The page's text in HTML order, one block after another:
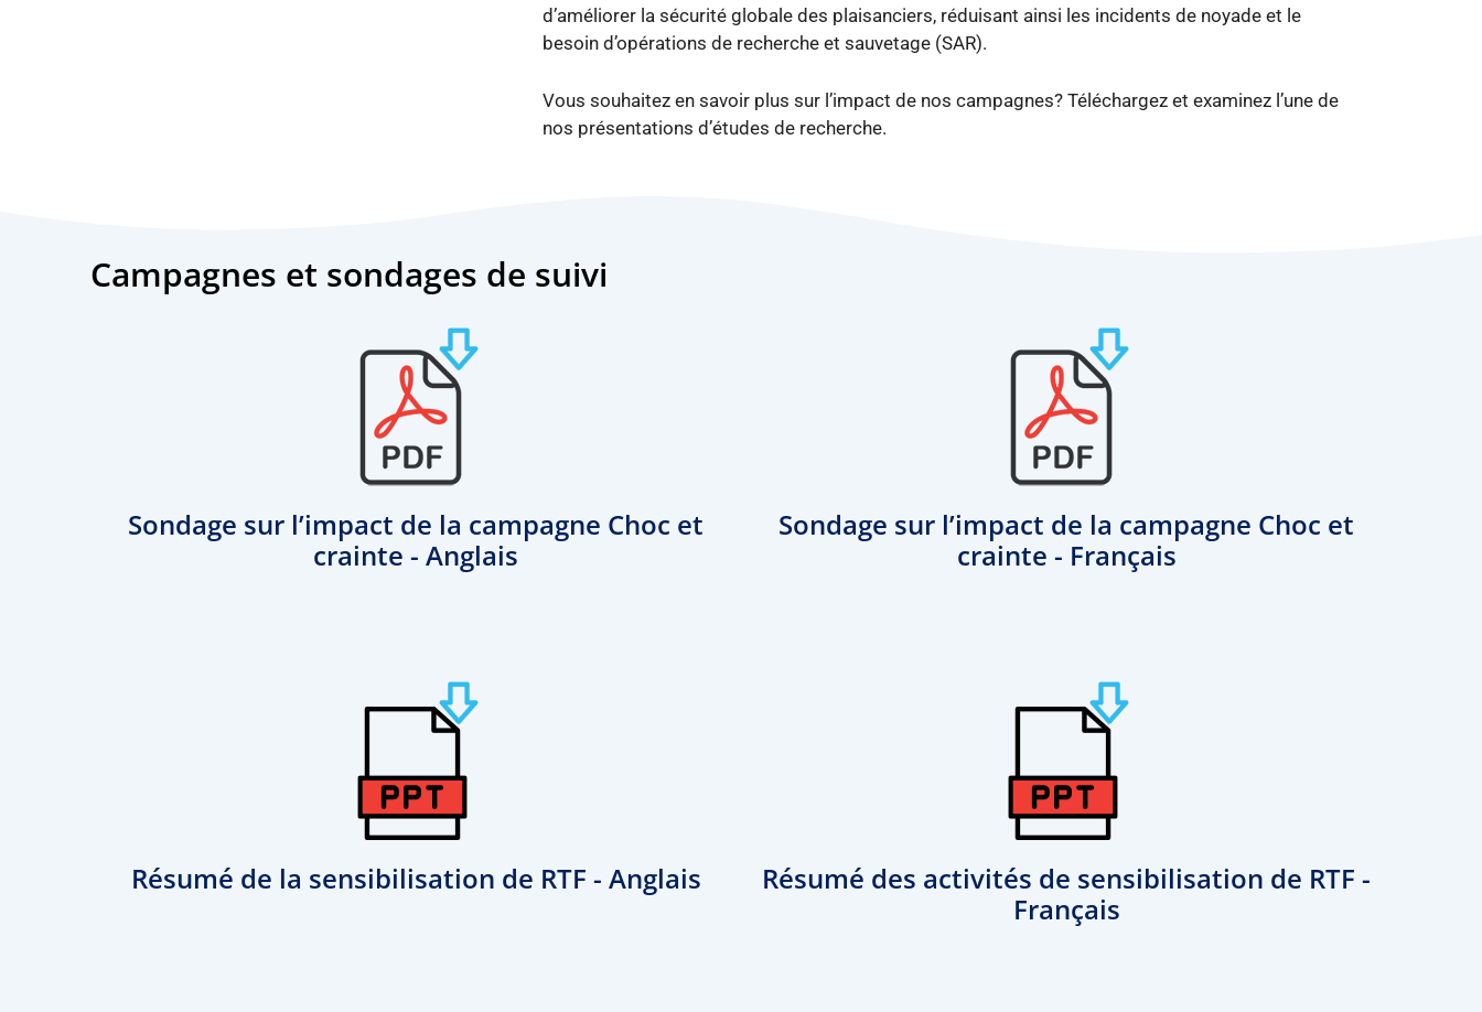
d’améliorer la sécurité globale des plaisanciers, réduisant ainsi les incidents de noyade et le
besoin d’opérations de recherche et sauvetage (SAR).
Vous souhaitez en savoir plus sur l’impact de nos campagnes? Téléchargez et examinez l’une de
nos présentations d’études de recherche.
Campagnes et sondages de suivi
Sondage sur l’impact de la campagne Choc et
crainte - Anglais
Sondage sur l’impact de la campagne Choc et
crainte - Français
Résumé de la sensibilisation de RTF - Anglais
Résumé des activités de sensibilisation de RTF -
Français